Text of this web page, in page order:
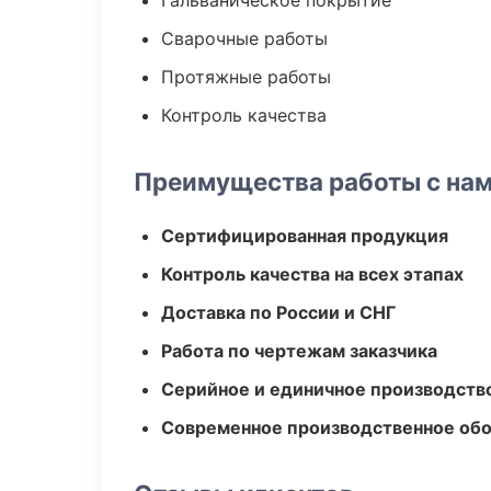
Сварочные работы
Протяжные работы
Контроль качества
Преимущества работы с
Сертифицированная продукция
Контроль качества на всех этапах
Доставка по России и СНГ
Работа по чертежам заказчика
Серийное и единичное
Современное производственное